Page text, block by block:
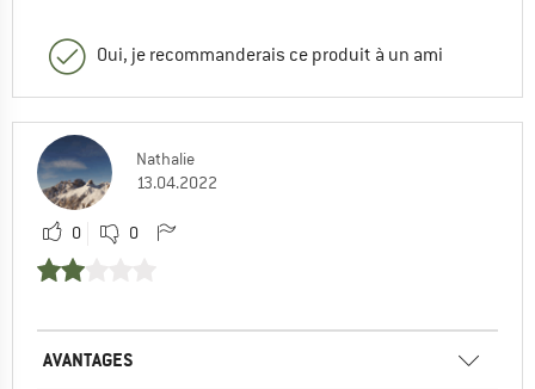
Oui, je recommanderais ce produit à un ami
Nathalie
13.04.2022
0 0
AVANTAGES